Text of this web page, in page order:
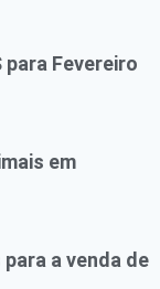
Fevereiro
em
a venda de